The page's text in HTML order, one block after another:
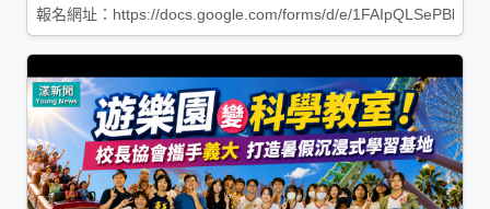
報名網址：https://docs.google.com/forms/d/e/